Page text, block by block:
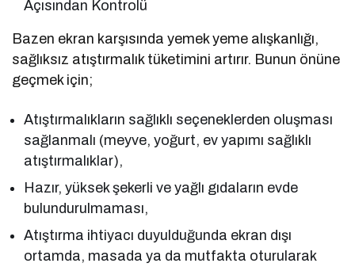
Açısından Kontrolü
Bazen ekran karşısında yemek yeme alışkanlığı,
sağlıksız atıştırmalık tüketimini artırır. Bunun önüne
geçmek için;
Atıştırmalıkların sağlıklı seçeneklerden oluşması
sağlanmalı (meyve, yoğurt, ev yapımı sağlıklı
atıştırmalıklar),
Hazır, yüksek şekerli ve yağlı gıdaların evde
bulundurulmaması,
Atıştırma ihtiyacı duyulduğunda ekran dışı
ortamda, masada ya da mutfakta oturularak